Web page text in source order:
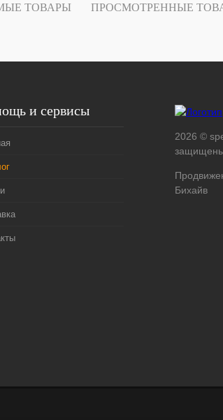
Под заказ
ТОВАРЫ ПРОСМОТРЕННЫЕ
и сервисы
2026 ©
Бихайв